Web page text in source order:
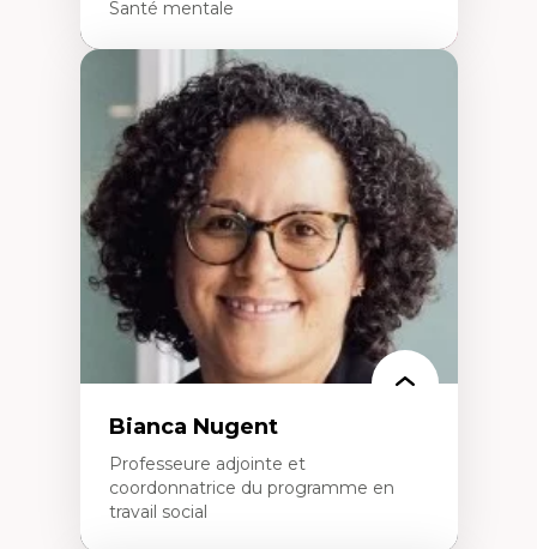
Santé mentale
Expertises
Neuropsychiatrie et neurosciences
Direction d'essais cliniques
Analyse des politiques et pratiques en santé
mentale
Développement de protocoles d'essais
cliniques
Collaboration interfonctionnelle
Leadership en recherche clinique
Développement de cadres politiques
Collaboration avec des entreprises
pharmaceutiques
Rédaction de publications et de rapports
politiques
Enseignement et mentorat
Bianca Nugent
Professeure adjointe et
coordonnatrice du programme en
travail social